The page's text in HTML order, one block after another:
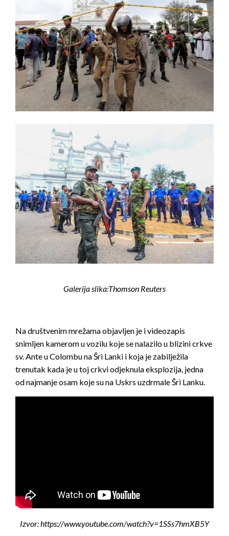
Galerija slika:Thomson Reuters
Na društvenim mrežama objavljen je i videozapis
snimljen kamerom u vozilu koje se nalazilo u blizini crkve
sv. Ante u Colombu na Šri Lanki i koja je zabilježila
trenutak kada je u toj crkvi odjeknula eksplozija, jedna
od najmanje osam koje su na Uskrs uzdrmale Šri Lanku.
Izvor: https://www.youtube.com/watch?v=1SSs7hmXB5Y